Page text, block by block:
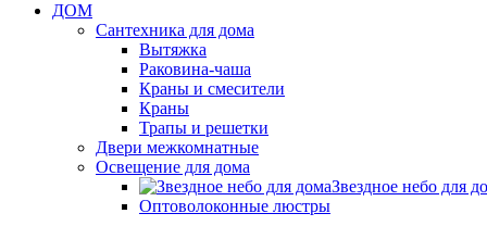
ДОМ
Сантехника для дома
Вытяжка
Раковина-чаша
Краны и смесители
Краны
Трапы и решетки
Двери межкомнатные
Освещение для дома
Звездное небо для
Оптоволоконные люстры